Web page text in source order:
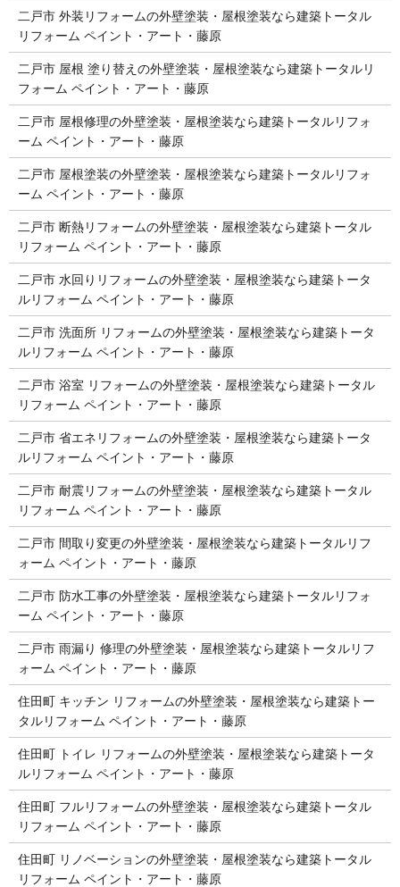
二戸市 外装リフォームの外壁塗装・屋根塗装なら建築トータル
リフォーム ペイント・アート・藤原
二戸市 屋根 塗り替えの外壁塗装・屋根塗装なら建築トータルリ
フォーム ペイント・アート・藤原
二戸市 屋根修理の外壁塗装・屋根塗装なら建築トータルリフォ
ーム ペイント・アート・藤原
二戸市 屋根塗装の外壁塗装・屋根塗装なら建築トータルリフォ
ーム ペイント・アート・藤原
二戸市 断熱リフォームの外壁塗装・屋根塗装なら建築トータル
リフォーム ペイント・アート・藤原
二戸市 水回りリフォームの外壁塗装・屋根塗装なら建築トータ
ルリフォーム ペイント・アート・藤原
二戸市 洗面所 リフォームの外壁塗装・屋根塗装なら建築トータ
ルリフォーム ペイント・アート・藤原
二戸市 浴室 リフォームの外壁塗装・屋根塗装なら建築トータル
リフォーム ペイント・アート・藤原
二戸市 省エネリフォームの外壁塗装・屋根塗装なら建築トータ
ルリフォーム ペイント・アート・藤原
二戸市 耐震リフォームの外壁塗装・屋根塗装なら建築トータル
リフォーム ペイント・アート・藤原
二戸市 間取り変更の外壁塗装・屋根塗装なら建築トータルリフ
ォーム ペイント・アート・藤原
二戸市 防水工事の外壁塗装・屋根塗装なら建築トータルリフォ
ーム ペイント・アート・藤原
二戸市 雨漏り 修理の外壁塗装・屋根塗装なら建築トータルリフ
ォーム ペイント・アート・藤原
住田町 キッチン リフォームの外壁塗装・屋根塗装なら建築トー
タルリフォーム ペイント・アート・藤原
住田町 トイレ リフォームの外壁塗装・屋根塗装なら建築トータ
ルリフォーム ペイント・アート・藤原
住田町 フルリフォームの外壁塗装・屋根塗装なら建築トータル
リフォーム ペイント・アート・藤原
住田町 リノベーションの外壁塗装・屋根塗装なら建築トータル
リフォーム ペイント・アート・藤原